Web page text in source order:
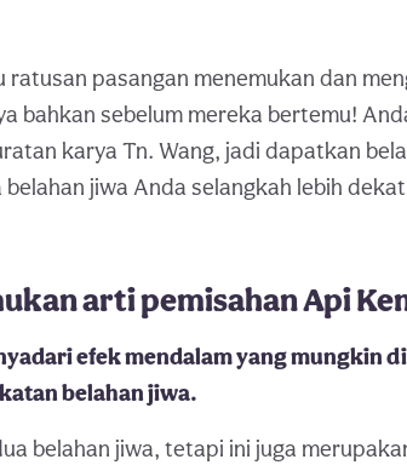
pasangan menemukan dan
bahkan sebelum mereka bertemu!
karya Tn. Wang, jadi dapatkan
jiwa Anda selangkah lebih
arti pemisahan Api
efek mendalam yang mungkin
belahan jiwa.
belahan jiwa, tetapi ini juga